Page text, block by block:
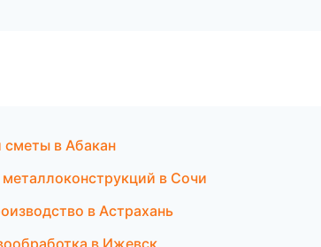
в Абакан
в Сочи
в Астрахань
в Ижевск